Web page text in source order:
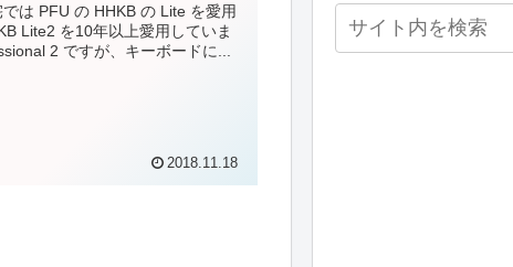
は PFU の HHKB の Lite を愛用
Lite2 を10年以上愛用していま
2 ですが、キーボードに...
2018.11.18